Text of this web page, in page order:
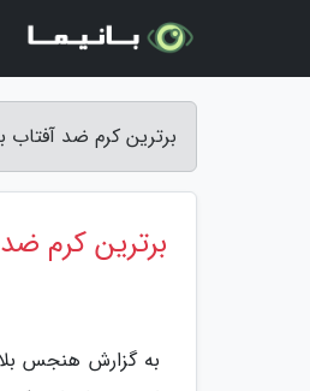
برترین کرم ضد
برترین کرم
به گزارش هنجس